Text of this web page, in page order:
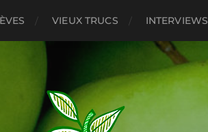
VIEUX TRUCS INTERVIEWS